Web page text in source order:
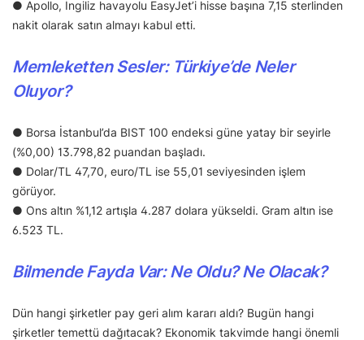
● Apollo, İngiliz havayolu EasyJet’i hisse başına 7,15 sterlinden
nakit olarak satın almayı kabul etti.
Memleketten Sesler: Türkiye’de Neler
Oluyor?
● Borsa İstanbul’da BIST 100 endeksi güne yatay bir seyirle
(%0,00) 13.798,82 puandan başladı.
● Dolar/TL 47,70, euro/TL ise 55,01 seviyesinden işlem
görüyor.
● Ons altın %1,12 artışla 4.287 dolara yükseldi. Gram altın ise
6.523 TL.
Bilmende Fayda Var: Ne Oldu? Ne Olacak?
Dün hangi şirketler pay geri alım kararı aldı? Bugün hangi
şirketler temettü dağıtacak? Ekonomik takvimde hangi önemli